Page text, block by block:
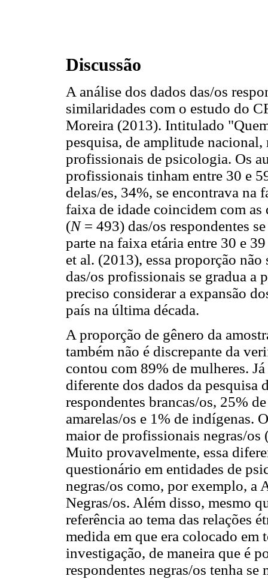
Discussão
A análise dos dados das/os
similaridades com o estudo do
Moreira (2013). Intitulado
pesquisa, de amplitude
profissionais de psicologia. Os
profissionais tinham entre 30 e
delas/es, 34%, se encontrava na
faixa de idade coincidem com as
(N = 493) das/os respondentes
parte na faixa etária entre 30 e
et al. (2013), essa proporção
das/os profissionais se gradua a
preciso considerar a expansão
país na última década.
A proporção de gênero da
também não é discrepante da
contou com 89% de mulheres.
diferente dos dados da pesquisa
respondentes brancas/os, 25%
amarelas/os e 1% de indígenas.
maior de profissionais negras/os
Muito provavelmente, essa
questionário em entidades de
negras/os como, por exemplo, a
Negras/os. Além disso, mesmo
referência ao tema das relações
medida em que era colocado em
investigação, de maneira que é
respondentes negras/os tenha